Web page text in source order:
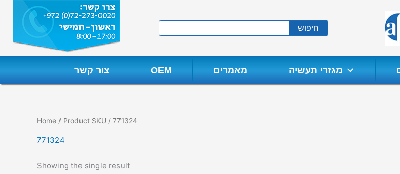
content
חיפוש
צור קשר OEM מאמרים מגזרי תעשיה
Home / Product SKU / 771324
771324
Showing the single result